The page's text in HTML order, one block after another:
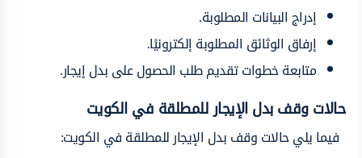
إدراج البيانات المطلوبة.
إرفاق الوثائق المطلوبة إلكترونيًا.
متابعة خطوات تقديم طلب الحصول على بدل إيجار.
حالات وقف بدل الإيجار للمطلقة في الكويت
فيما يلي حالات وقف بدل الإيجار للمطلقة في الكويت: